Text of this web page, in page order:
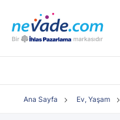
Ana Sayfa Ev, Yaşam